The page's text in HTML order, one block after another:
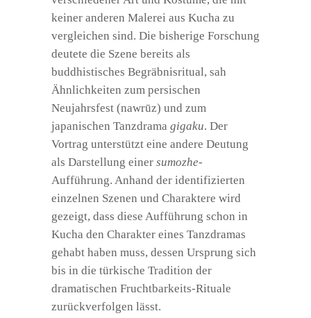
keiner anderen Malerei aus Kucha zu
vergleichen sind. Die bisherige Forschung
deutete die Szene bereits als
buddhistisches Begräbnisritual, sah
Ähnlichkeiten zum persischen
Neujahrsfest (nawrūz) und zum
japanischen Tanzdrama gigaku. Der
Vortrag unterstützt eine andere Deutung
als Darstellung einer sumozhe-
Aufführung. Anhand der identifizierten
einzelnen Szenen und Charaktere wird
gezeigt, dass diese Aufführung schon in
Kucha den Charakter eines Tanzdramas
gehabt haben muss, dessen Ursprung sich
bis in die türkische Tradition der
dramatischen Fruchtbarkeits-Rituale
zurückverfolgen lässt.